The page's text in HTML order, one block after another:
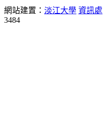
網站建置： 淡江大學 資訊處
3484